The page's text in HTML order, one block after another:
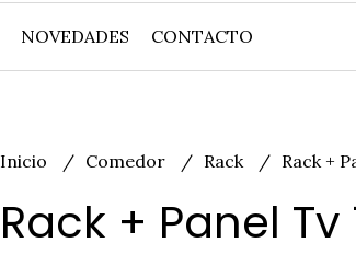
NOVEDADES CONTACTO
Inicio Comedor Rack Rack +
Rack + Panel Tv